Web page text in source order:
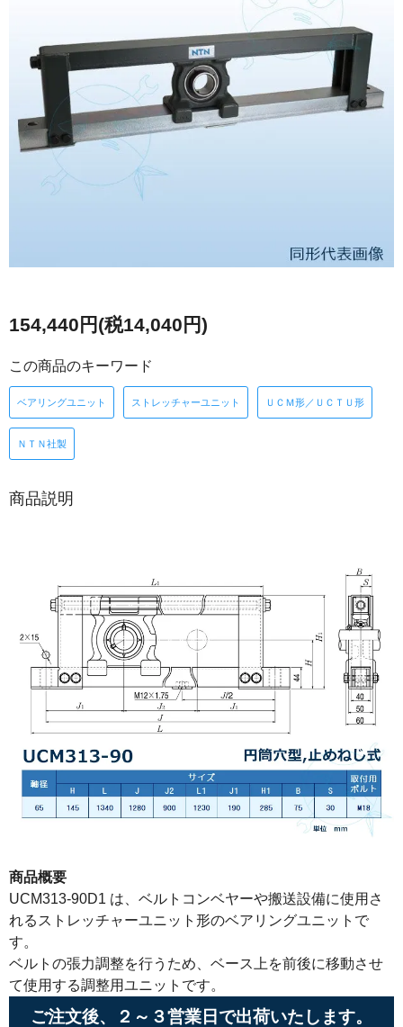
154,440円(税14,040円)
この商品のキーワード
ベアリングユニット ストレッチャーユニット ＵＣＭ形／ＵＣＴＵ形
ＮＴＮ社製
商品説明
商品概要
UCM313-90D1 は、ベルトコンベヤーや搬送設備に使用さ
れるストレッチャーユニット形のベアリングユニットで
す。
ベルトの張力調整を行うため、ベース上を前後に移動させ
て使用する調整用ユニットです。
ご注文後、２～３営業日で出荷いたします。